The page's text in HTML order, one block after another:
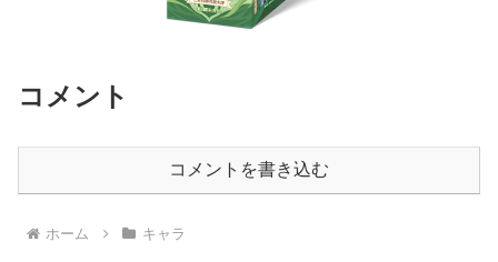
コメント
コメントを書き込む
ホーム キャラ